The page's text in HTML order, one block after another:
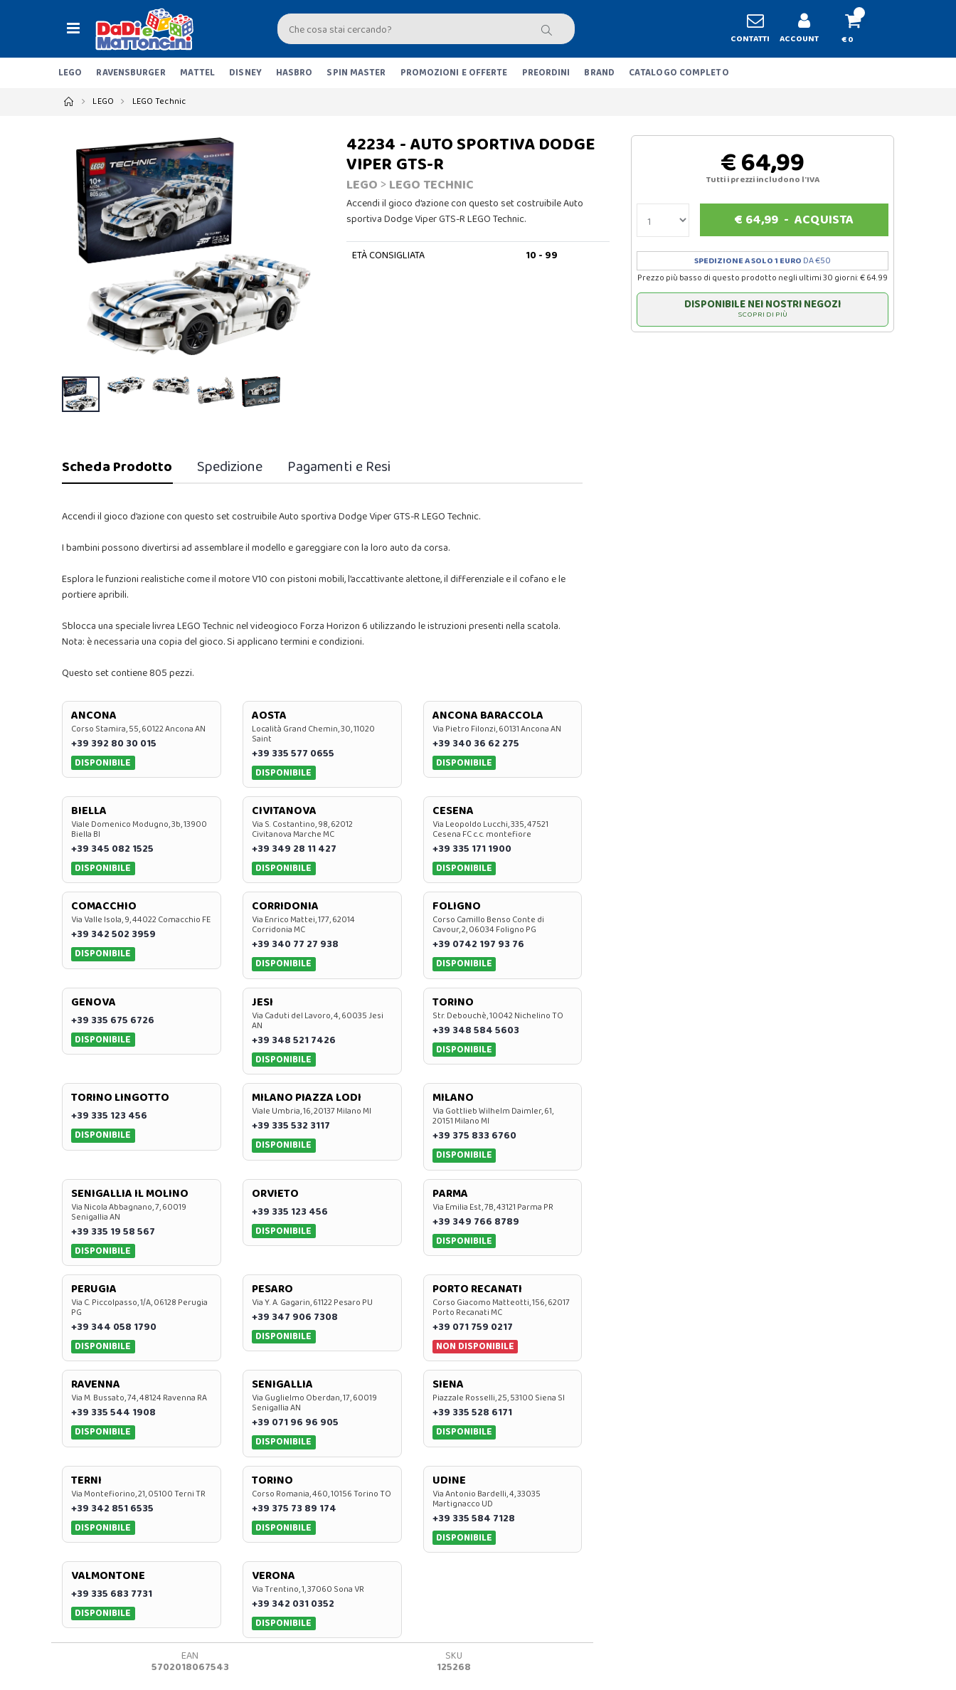
CONTATTI ACCOUNT € 0
LEGO RAVENSBURGER MATTEL DISNEY HASBRO SPIN MASTER PROMOZIONI E OFFERTE PREORDINI BRAND CATALOGO COMPLETO
LEGO LEGO Technic
42234 - AUTO SPORTIVA DODGE
VIPER GTS-R
LEGO> LEGO TECHNIC
Accendi il gioco d’azione con questo set costruibile Auto
sportiva Dodge Viper GTS-R LEGO Technic.
ETÀ CONSIGLIATA 10 - 99
€ 64,99
Tutti i prezzi includono l'IVA
€ 64,99 -ACQUISTA
SPEDIZIONE A SOLO 1 EURO DA €50
Prezzo più basso di questo prodotto negli ultimi 30 giorni: € 64.99
DISPONIBILE NEI NOSTRI NEGOZI
SCOPRI DI PIÙ
Scheda Prodotto Spedizione Pagamenti e Resi
Accendi il gioco d’azione con questo set costruibile Auto sportiva Dodge Viper GTS-R LEGO Technic.
I bambini possono divertirsi ad assemblare il modello e gareggiare con la loro auto da corsa.
Esplora le funzioni realistiche come il motore V10 con pistoni mobili, l’accattivante alettone, il differenziale e il cofano e le
portiere apribili.
Sblocca una speciale livrea LEGO Technic nel videogioco Forza Horizon 6 utilizzando le istruzioni presenti nella scatola.
Nota: è necessaria una copia del gioco. Si applicano termini e condizioni.
Questo set contiene 805 pezzi.
ANCONA
Corso Stamira, 55, 60122 Ancona AN
+39 392 80 30 015
DISPONIBILE
AOSTA
Località Grand Chemin, 30, 11020
Saint
+39 335 577 0655
DISPONIBILE
ANCONA BARACCOLA
Via Pietro Filonzi, 60131 Ancona AN
+39 340 36 62 275
DISPONIBILE
BIELLA
Viale Domenico Modugno, 3b, 13900
Biella BI
+39 345 082 1525
DISPONIBILE
CIVITANOVA
Via S. Costantino, 98, 62012
Civitanova Marche MC
+39 349 28 11 427
DISPONIBILE
CESENA
Via Leopoldo Lucchi, 335, 47521
Cesena FC c.c. montefiore
+39 335 171 1900
DISPONIBILE
COMACCHIO
Via Valle Isola, 9, 44022 Comacchio FE
+39 342 502 3959
DISPONIBILE
CORRIDONIA
Via Enrico Mattei, 177, 62014
Corridonia MC
+39 340 77 27 938
DISPONIBILE
FOLIGNO
Corso Camillo Benso Conte di
Cavour, 2, 06034 Foligno PG
+39 0742 197 93 76
DISPONIBILE
GENOVA
+39 335 675 6726
DISPONIBILE
JESI
Via Caduti del Lavoro, 4, 60035 Jesi
AN
+39 348 521 7426
DISPONIBILE
TORINO
Str. Debouchè, 10042 Nichelino TO
+39 348 584 5603
DISPONIBILE
TORINO LINGOTTO
+39 335 123 456
DISPONIBILE
MILANO PIAZZA LODI
Viale Umbria, 16, 20137 Milano MI
+39 335 532 3117
DISPONIBILE
MILANO
Via Gottlieb Wilhelm Daimler, 61,
20151 Milano MI
+39 375 833 6760
DISPONIBILE
SENIGALLIA IL MOLINO
Via Nicola Abbagnano, 7, 60019
Senigallia AN
+39 335 19 58 567
DISPONIBILE
ORVIETO
+39 335 123 456
DISPONIBILE
PARMA
Via Emilia Est, 7B, 43121 Parma PR
+39 349 766 8789
DISPONIBILE
PERUGIA
Via C. Piccolpasso, 1/A, 06128 Perugia
PG
+39 344 058 1790
DISPONIBILE
PESARO
Via Y. A. Gagarin, 61122 Pesaro PU
+39 347 906 7308
DISPONIBILE
PORTO RECANATI
Corso Giacomo Matteotti, 156, 62017
Porto Recanati MC
+39 071 759 0217
NON DISPONIBILE
RAVENNA
Via M. Bussato, 74, 48124 Ravenna RA
+39 335 544 1908
DISPONIBILE
SENIGALLIA
Via Guglielmo Oberdan, 17, 60019
Senigallia AN
+39 071 96 96 905
DISPONIBILE
SIENA
Piazzale Rosselli, 25, 53100 Siena SI
+39 335 528 6171
DISPONIBILE
TERNI
Via Montefiorino, 21, 05100 Terni TR
+39 342 851 6535
DISPONIBILE
TORINO
Corso Romania, 460, 10156 Torino TO
+39 375 73 89 174
DISPONIBILE
UDINE
Via Antonio Bardelli, 4, 33035
Martignacco UD
+39 335 584 7128
DISPONIBILE
VALMONTONE
+39 335 683 7731
DISPONIBILE
VERONA
Via Trentino, 1, 37060 Sona VR
+39 342 031 0352
DISPONIBILE
EAN
5702018067543
SKU
125268